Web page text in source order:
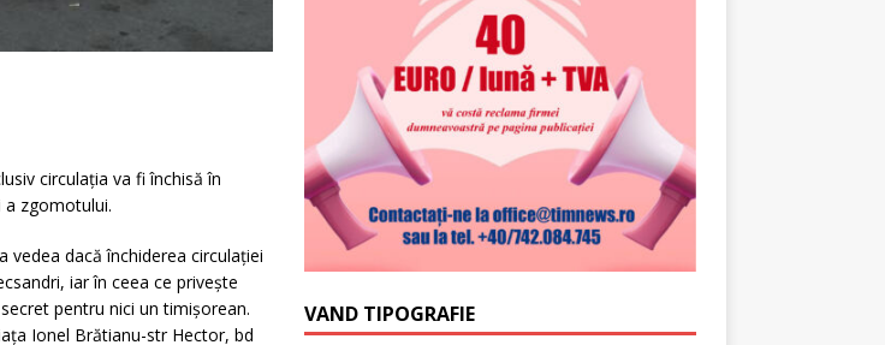
circulaţia va fi închisă în
a zgomotului.
dacă închiderea circulaţiei
iar în ceea ce priveşte
pentru nici un timişorean.
Ionel Brătianu-str Hector, bd
VAND TIPOGRAFIE